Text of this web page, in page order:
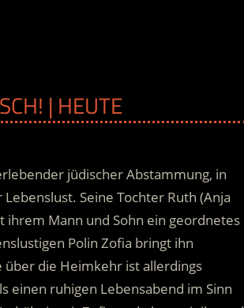
| HEUTE
jüdischer Abstammung, in
Seine Tochter Ruth (Anja
Mann und Sohn ein geordnetes
Polin Zofia bringt ihn
über die Heimkehr ist allerdings
einen ruhigen Lebensabend im Sinn